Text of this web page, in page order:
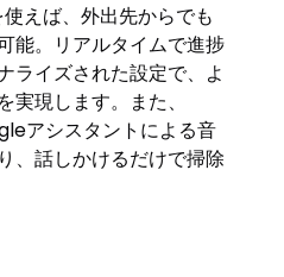
えば、外出先からでも
能。リアルタイムで進捗
ライズされた設定で、よ
実現します。また、
アシスタントによる音
、話しかけるだけで掃除